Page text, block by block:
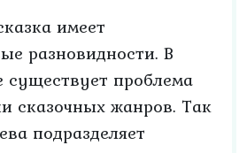
имеет
разновидности. В
существует проблема
сказочных жанров. Так
подразделяет